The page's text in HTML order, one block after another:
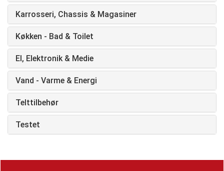
Karrosseri, Chassis & Magasiner
Køkken - Bad & Toilet
El, Elektronik & Medie
Vand - Varme & Energi
Telttilbehør
Testet